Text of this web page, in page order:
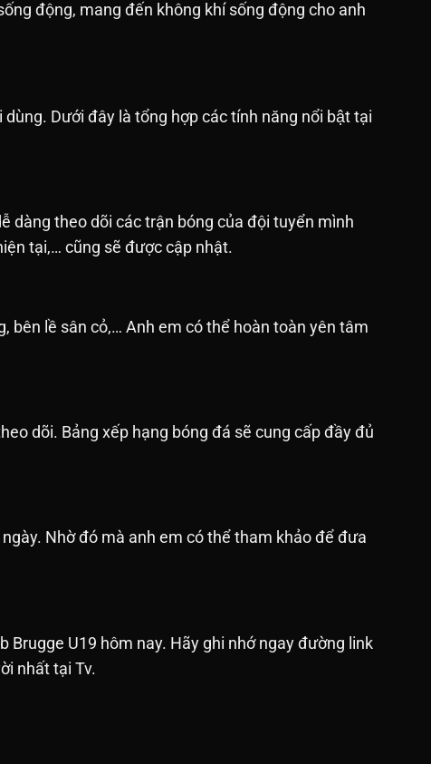
động, mang đến không khí sống động cho anh
Dưới đây là tổng hợp các tính năng nổi bật tại
dàng theo dõi các trận bóng của đội tuyển mình
tại,… cũng sẽ được cập nhật.
bên lề sân cỏ,… Anh em có thể hoàn toàn yên tâm
dõi. Bảng xếp hạng bóng đá sẽ cung cấp đầy đủ
Nhờ đó mà anh em có thể tham khảo để đưa
Brugge U19 hôm nay. Hãy ghi nhớ ngay đường link
nhất tại Tv.